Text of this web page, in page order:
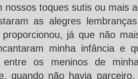
nossos toques sutis ou mais
as alegres
já que não
minha infância e
os meninos de
quando não havia